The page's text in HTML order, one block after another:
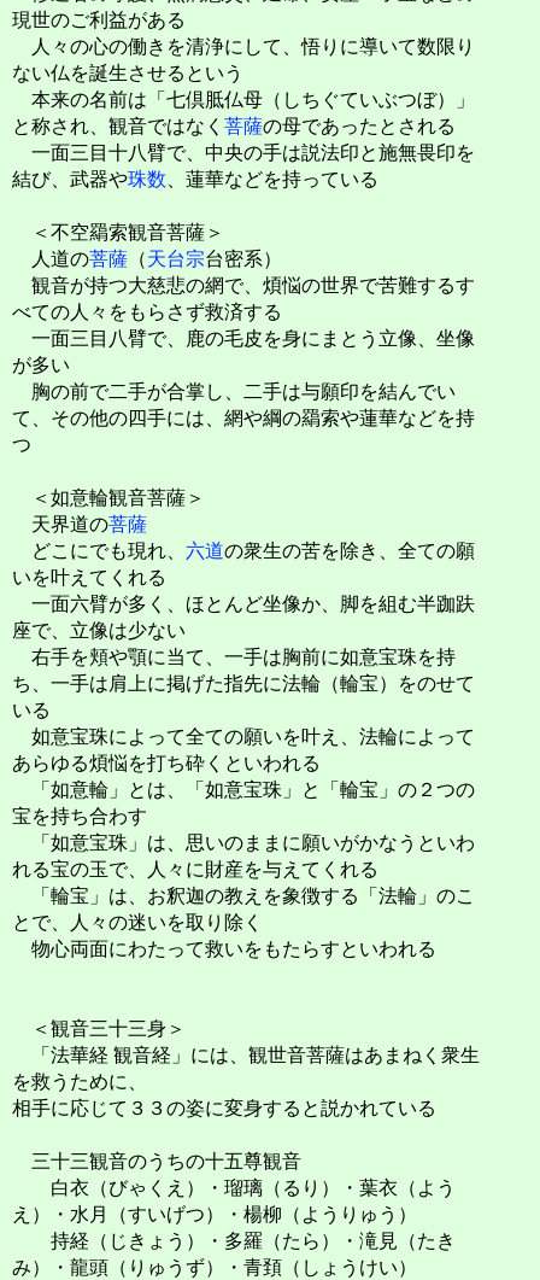
現世のご利益がある
人々の心の働きを清浄にして、悟りに導いて数限り
ない仏を誕生させるという
本来の名前は「七倶胝仏母（しちぐていぶつぼ）」
と称され、観音ではなく 菩薩の母であったとされる
一面三目十八臂で、中央の手は説法印と施無畏印を
結び、武器や珠数 、蓮華などを持っている
＜不空羂索観音菩薩＞
人道の菩薩 （天台宗台密系）
観音が持つ大慈悲の網で、煩悩の世界で苦難するす
べての人々をもらさず救済する
一面三目八臂で、鹿の毛皮を身にまとう立像、坐像
が多い
胸の前で二手が合掌し、二手は与願印を結んでい
て、その他の四手には、網や綱の羂索や蓮華などを持
つ
＜如意輪観音菩薩＞
天界道の菩薩
どこにでも現れ、 六道の衆生の苦を除き、全ての願
いを叶えてくれる
一面六臂が多く、ほとんど坐像か、脚を組む半跏趺
座で、立像は少ない
右手を頬や顎に当て、一手は胸前に如意宝珠を持
ち、一手は肩上に掲げた指先に法輪（輪宝）をのせて
いる
如意宝珠によって全ての願いを叶え、法輪によって
あらゆる煩悩を打ち砕くといわれる
「如意輪」とは、「如意宝珠」と「輪宝」の２つの
宝を持ち合わす
「如意宝珠」は、思いのままに願いがかなうといわ
れる宝の玉で、人々に財産を与えてくれる
「輪宝」は、お釈迦の教えを象徴する「法輪」のこ
とで、人々の迷いを取り除く
物心両面にわたって救いをもたらすといわれる
＜観音三十三身＞
「法華経 観音経」には、観世音菩薩はあまねく衆生
を救うために、
相手に応じて３３の姿に変身すると説かれている
三十三観音のうちの十五尊観音
白衣（びゃくえ）・瑠璃（るり）・葉衣（よう
え）・水月（すいげつ）・楊柳（ようりゅう）
持経（じきょう）・多羅（たら）・滝見（たき
み）・龍頭（りゅうず）・青頚（しょうけい）